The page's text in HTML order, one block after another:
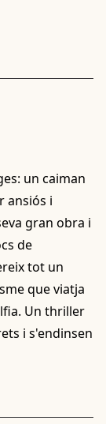
un caiman
ansiós i
gran obra i
de
tot un
que viatja
Un thriller
i s'endinsen